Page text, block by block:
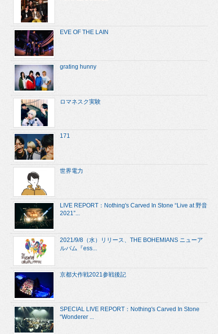
EVE OF THE LAIN
grating hunny
ロマネスク実験
171
世界電力
LIVE REPORT：Nothing's Carved In Stone “Live at 野音
2021”...
2021/9/8（水）リリース、THE BOHEMIANS ニューア
ルバム『ess...
京都大作戦2021参戦後記
SPECIAL LIVE REPORT：Nothing's Carved In Stone
“Wonderer ...